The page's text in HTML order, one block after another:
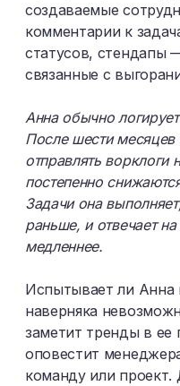
создаваемые
комментарии к
статусов, стендапы
связанные с
Анна обычно
После шести месяцев
отправлять ворклоги
постепенно
Задачи она
раньше, и отвечает
медленнее.
Испытывает ли Анна
наверняка
заметит тренды в ее
оповестит
команду или проект.